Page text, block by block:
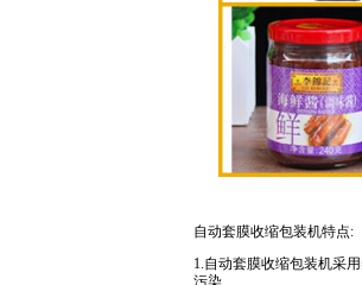
自动套膜收缩包装机特点:
1.自动套膜收缩包装机采
污染